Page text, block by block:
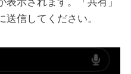
信してください。